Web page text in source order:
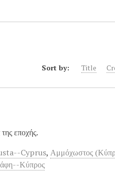
Sort by: Title
εποχής.
Cyprus,Αμμόχωστος
Κύπρος